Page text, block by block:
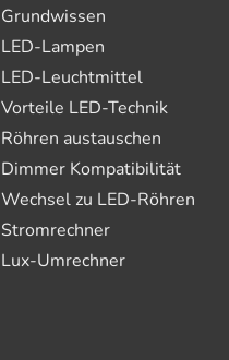
Grundwissen
LED-Lampen
LED-Leuchtmittel
Vorteile LED-Technik
Röhren austauschen
Dimmer Kompatibilität
Wechsel zu LED-Röhren
Stromrechner
Lux-Umrechner